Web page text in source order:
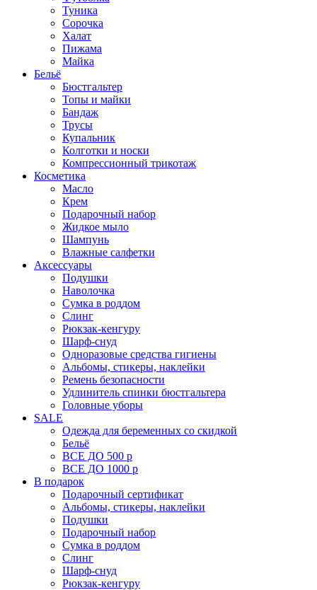
Туника
Сорочка
Халат
Пижама
Майка
Бельё
Бюстгальтер
Топы и майки
Бандаж
Трусы
Купальник
Колготки и носки
Компрессионный трикотаж
Косметика
Масло
Крем
Подарочный набор
Жидкое мыло
Шампунь
Влажные салфетки
Аксессуары
Подушки
Наволочка
Сумка в роддом
Cлинг
Рюкзак-кенгуру
Шарф-снуд
Одноразовые средства гигиены
Альбомы, стикеры, наклейки
Ремень безопасности
Удлинитель спинки бюстгальтера
Головные уборы
SALE
Одежда для беременных со скидкой
Бельё
ВСЕ ДО 500 р
ВСЕ ДО 1000 р
В подарок
Подарочный сертификат
Альбомы, стикеры, наклейки
Подушки
Подарочный набор
Сумка в роддом
Слинг
Шарф-снуд
Рюкзак-кенгуру